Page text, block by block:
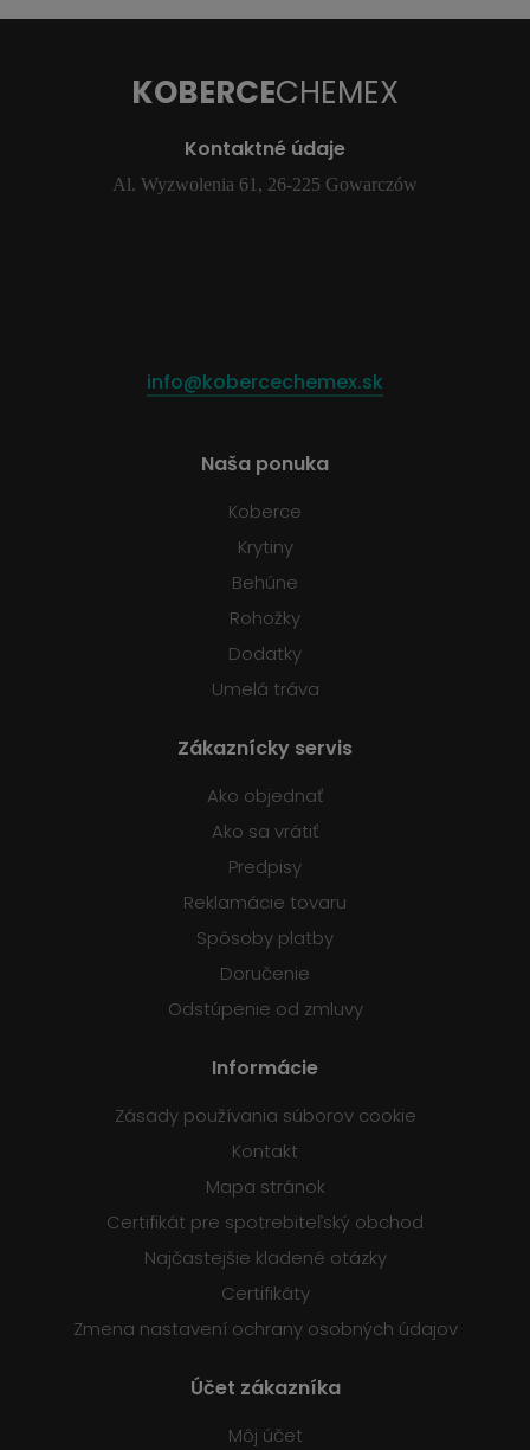
KOBERCECHEMEX
Kontaktné údaje
Al. Wyzwolenia 61, 26-225 Gowarczów
info@kobercechemex.sk
Naša ponuka
Koberce
Krytiny
Behúne
Rohožky
Dodatky
Umelá tráva
Zákaznícky servis
Ako objednať
Ako sa vrátiť
Predpisy
Reklamácie tovaru
Spôsoby platby
Doručenie
Odstúpenie od zmluvy
Informácie
Zásady používania súborov cookie
Kontakt
Mapa stránok
Certifikát pre spotrebiteľský obchod
Najčastejšie kladené otázky
Certifikáty
Zmena nastavení ochrany osobných údajov
Účet zákazníka
Môj účet